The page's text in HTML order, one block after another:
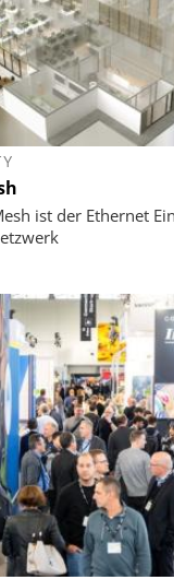
ist der Ethernet